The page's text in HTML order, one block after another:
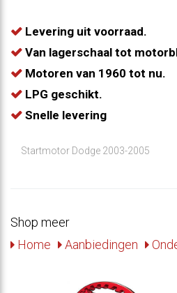
Levering uit voorraad.
Van lagerschaal tot
Motoren van 1960 tot nu.
LPG geschikt.
Snelle levering
Startmotor Dodge 2003-2005
Shop meer
Home
Aanbiedingen